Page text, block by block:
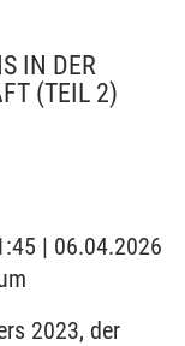
IN DER
(TEIL 2)
| 06.04.2026
2023, der